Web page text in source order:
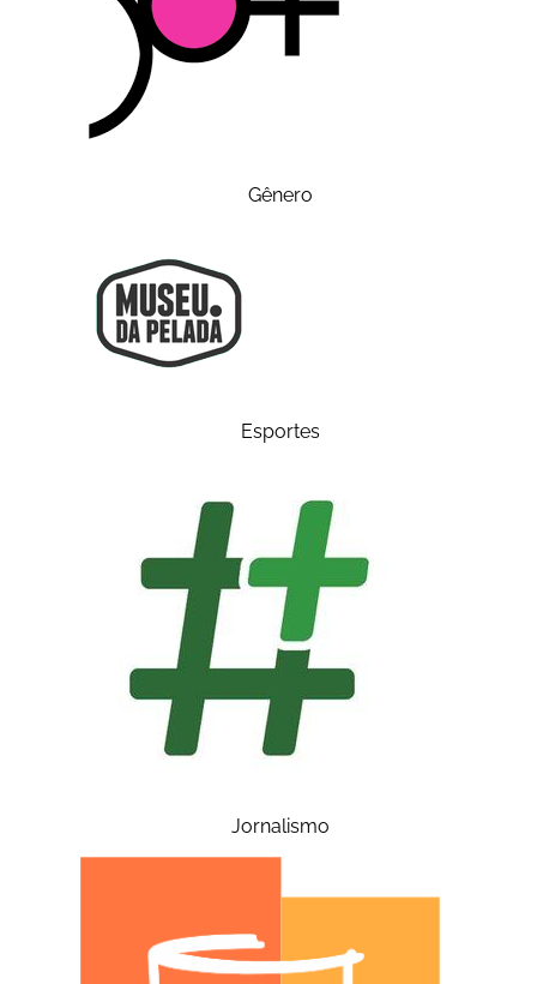
Gênero
Esportes
Jornalismo